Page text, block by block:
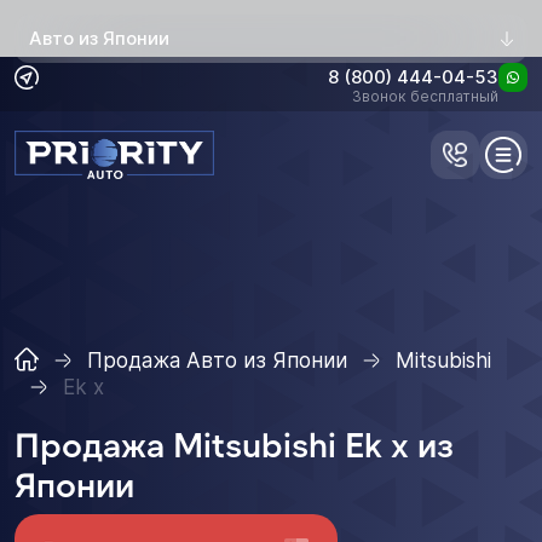
Авто из Японии
8 (800) 444-04-53
Звонок бесплатный
Продажа Авто из Японии
Mitsubishi
Ek x
Продажа Mitsubishi Ek x из
Японии